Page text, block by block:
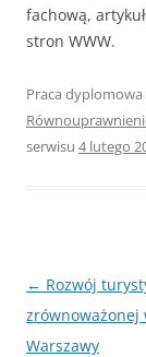
fachową,
stron WWW.
Praca
serwisu 4 lutego
Nawigacja
wpisu
← Rozwój
zrównoważonej
Warszawy